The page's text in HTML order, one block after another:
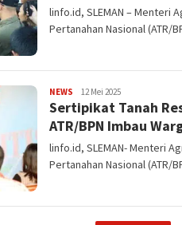
linfo.id, SLEMAN – Menteri
Pertanahan Nasional (ATR/
NEWS Redaksi
12 Mei 2025
Sertipikat Tanah
ATR/BPN Imbau
linfo.id, SLEMAN- Menteri
Pertanahan Nasional (ATR/